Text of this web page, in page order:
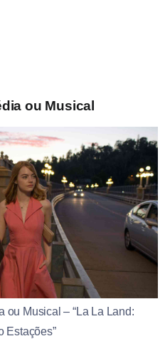
ou Musical
ou Musical – “La La Land:
Estações”